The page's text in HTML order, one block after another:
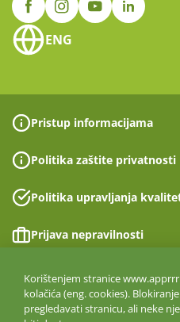
ENG
Pristup informacijama
Politika zaštite privatnosti
Politika upravljanja
Prijava nepravilnosti
Izjava o pristupačnosti
Politika informacijske
Korištenjem stranice
kolačića (eng. cookies).
pregledavati stranicu, ali neke